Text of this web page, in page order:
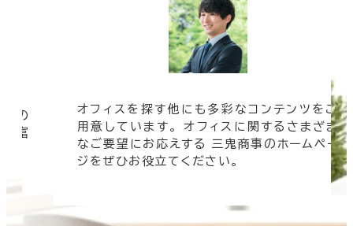
の
豊富
オフィスを探す他にも多彩なコンテンツをご
用意しています。 オフィスに関するさまざま
なご要望にお応えする 三鬼商事のホームペー
ジをぜひお役立てください。